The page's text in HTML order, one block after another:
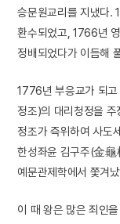
승문원교리를 지냈다.
환수되었고, 1766년
정배되었다가 이듬해
1776년 부응교가 되
정조)의 대리청정을
정조가 즉위하여 사도
한성좌윤 김구주(金龜
예문관제학에서 쫓겨
이 때 왕은 많은 죄인